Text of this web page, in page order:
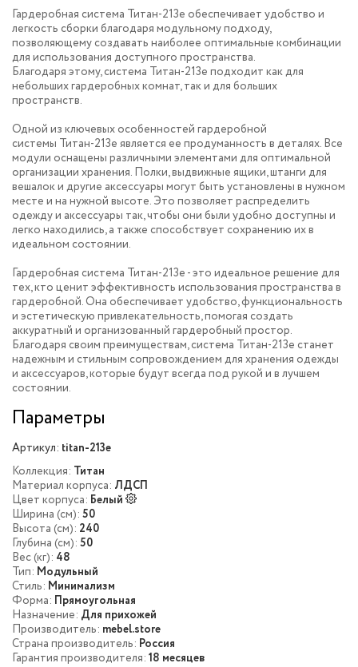
Гардеробная система Титан-213e обеспечивает удобство и
легкость сборки благодаря модульному подходу,
позволяющему создавать наиболее оптимальные комбинации
для использования доступного пространства.
Благодаря этому, система Титан-213e подходит как для
небольших гардеробных комнат, так и для больших
пространств.
Одной из ключевых особенностей гардеробной
системы Титан-213e является ее продуманность в деталях. Все
модули оснащены различными элементами для оптимальной
организации хранения. Полки, выдвижные ящики, штанги для
вешалок и другие аксессуары могут быть установлены в нужном
месте и на нужной высоте. Это позволяет распределить
одежду и аксессуары так, чтобы они были удобно доступны и
легко находились, а также способствует сохранению их в
идеальном состоянии.
Гардеробная система Титан-213e - это идеальное решение для
тех, кто ценит эффективность использования пространства в
гардеробной. Она обеспечивает удобство, функциональность
и эстетическую привлекательность, помогая создать
аккуратный и организованный гардеробный простор.
Благодаря своим преимуществам, система Титан-213e станет
надежным и стильным сопровождением для хранения одежды
и аксессуаров, которые будут всегда под рукой и в лучшем
состоянии.
Параметры
Артикул: titan-213e
Коллекция: Титан
Материал корпуса: ЛДСП
Цвет корпуса: Белый
Ширина (см): 50
Высота (см): 240
Глубина (см): 50
Вес (кг): 48
Тип: Модульный
Стиль: Минимализм
Форма: Прямоугольная
Назначение: Для прихожей
Производитель: mebel.store
Страна производитель: Россия
Гарантия производителя: 18 месяцев